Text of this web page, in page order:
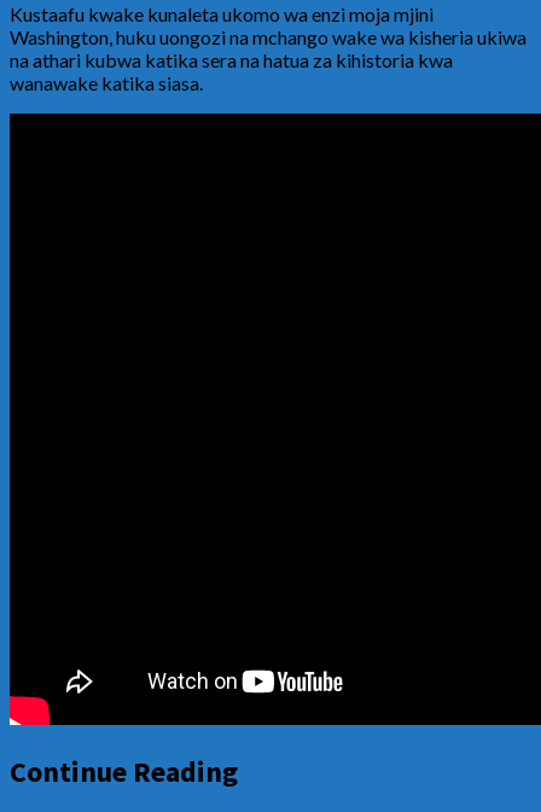
Kustaafu kwake kunaleta ukomo wa enzi moja mjini
Washington, huku uongozi na mchango wake wa kisheria ukiwa
na athari kubwa katika sera na hatua za kihistoria kwa
wanawake katika siasa.
Continue Reading